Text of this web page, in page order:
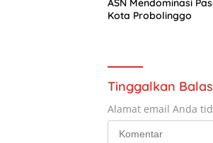
ASN Mendominasi
Kota Probolinggo
Tinggalkan
Alamat email Anda